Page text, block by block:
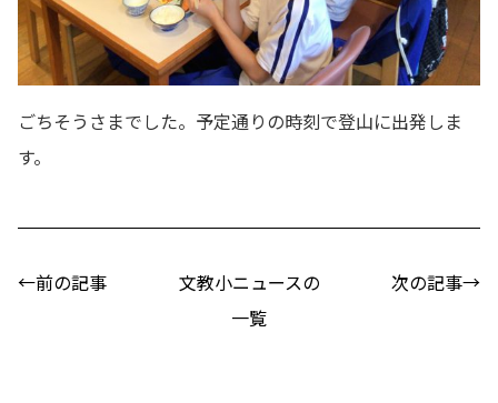
ごちそうさまでした。予定通りの時刻で登山に出発しま
す。
←前の記事
文教小ニュースの
一覧
次の記事→